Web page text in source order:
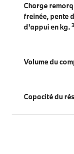
Charge
freinée, pente
d'appui en kg. 3
Volume du
Capacité du